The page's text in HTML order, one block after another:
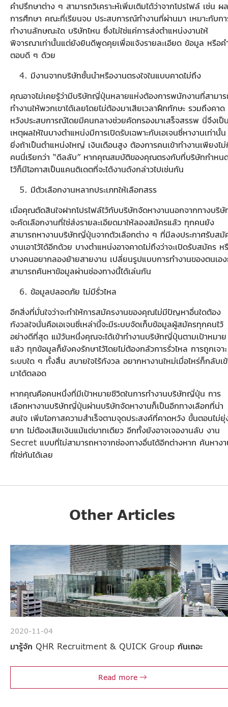
คำปรึกษาต่าง ๆ สามารถวิเคราะห์เพิ่มเติมได้ว่าจากโปรไฟล์ เช่น ผล
การศึกษา คณะที่เรียนจบ ประสบการณ์ทำงานที่ผ่านมา เหมาะกับก
ทำงานลักษณะใด บริษัทไหน ซึ่งไม่ใช่แค่การส่งตำแหน่งงานให้
พิจารณาเท่านั้นแต่ยังยินดีพูดคุยเพื่อแจ้งรายละเอียด ข้อมูล หรือค
ตอบดี ๆ ด้วย
มีงานจากบริษัทชั้นนำหรืองานตรงใจในแบบคาดไม่ถึง
คุณอาจไม่เคยรู้ว่ามีบริษัทญี่ปุ่นหลายแห่งต้องการพนักงานที่สามา
ทำงานให้พวกเขาได้เลยโดยไม่ต้องมาเสียเวลาฝึกทักษะ รวมถึงคาด
หวังประสบการณ์โดยมีคนกลางช่วยคัดกรองมาเสร็จสรรพ นี่จึงเป็
เหตุผลให้ในบางตำแหน่งมีการเปิดรับเฉพาะกับเอเจนซี่หางานเท่านั้น
ยิ่งถ้าเป็นตำแหน่งใหญ่ เงินเดือนสูง ต้องการคนเข้าทำงานเพียงไ
คนนี่เรียกว่า “ดีลลับ” หากคุณสมบัติของคุณตรงกับที่บริษัทกำหน
ไว้ก็มีโอกาสเป็นแคนดิเดตที่จะได้งานดังกล่าวไปเช่นกัน
มีตัวเลือกงานหลากประเภทให้เลือกสรร
เมื่อคุณตัดสินใจฝากโปรไฟล์ไว้กับบริษัทจัดหางานนอกจากทางบริษั
จะคัดเลือกงานที่ใช่ส่งรายละเอียดมาให้ลองสมัครแล้ว ทุกคนยัง
สามารถหางานบริษัทญี่ปุ่นจากตัวเลือกต่าง ๆ ที่มีลงประกาศรับสมั
งานเอาไว้ได้อีกด้วย บางตำแหน่งอาจคาดไม่ถึงว่าจะเปิดรับสมัคร ห
บางคนอยากลองย้ายสายงาน เปลี่ยนรูปแบบการทำงานของตนเอ
สามารถค้นหาข้อมูลผ่านช่องทางนี้ได้เล่นกัน
ข้อมูลปลอดภัย ไม่มีรั่วไหล
อีกสิ่งที่มั่นใจว่าจะทำให้การสมัครงานของคุณไม่มีปัญหาอื่นใดต้อง
กังวลใจนั่นคือเอเจนซี่เหล่านี้จะมีระบบจัดเก็บข้อมูลผู้สมัครทุกคนไว้
อย่างดีที่สุด แม้วันหนึ่งคุณจะได้เข้าทำงานบริษัทญี่ปุ่นตามเป้าหมาย
แล้ว ทุกข้อมูลก็ยังคงรักษาไว้โดยไม่ต้องกลัวการรั่วไหล การถูกเจาะ
ระบบใด ๆ ทั้งสิ้น สบายใจไร้กังวล อยากหางานใหม่เมื่อไหร่ก็กลับเ
มาได้ตลอด
หากคุณคือคนหนึ่งที่มีเป้าหมายชีวิตในการทำงานบริษัทญี่ปุ่น การ
เลือกหางานบริษัทญี่ปุ่นผ่านบริษัทจัดหางานก็เป็นอีกทางเลือกที่น่า
สนใจ เพิ่มโอกาสความสำเร็จตามจุดประสงค์ที่คาดหวัง ขั้นตอนไม่ยุ่
ยาก ไม่ต้องเสียเงินแม้แต่บาทเดียว อีกทั้งยังอาจเจองานลับ งาน
Secret แบบที่ไม่สามารถหาจากช่องทางอื่นได้อีกต่างหาก ค้นหาง
ที่ใช่กันได้เลย
Other Articles
2020-11-04
มารู้จัก QHR Recruitment & QUICK Group กันเถอะ
Read more